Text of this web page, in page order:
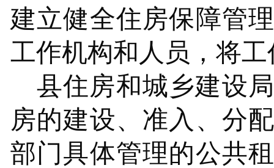
建立健全住房保障管
工作机构和人员，将
县住房和城乡建设
房的建设、准入、分
部门具体管理的公共